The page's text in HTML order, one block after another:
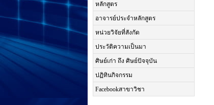
หลักสูตร
อาจารย์ประจำหลักสูตร
หน่วยวิจัยที่สังกัด
ประวัติความเป็นมา
ศิษย์เก่า ถึง ศิษย์ปัจจุบัน
ปฏิทินกิจกรรม
Facebookสาขาวิชา